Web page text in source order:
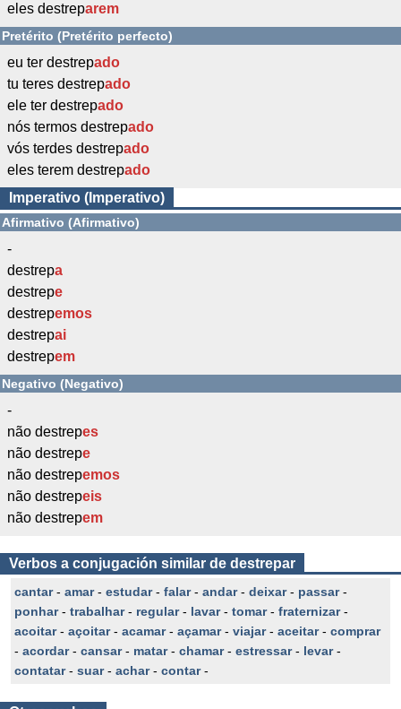
eles destreparem
Pretérito (Pretérito perfecto)
eu ter destrepado
tu teres destrepado
ele ter destrepado
nós termos destrepado
vós terdes destrepado
eles terem destrepado
Imperativo (Imperativo)
Afirmativo (Afirmativo)
-
destrepa
destrepe
destrepemos
destrepai
destrepem
Negativo (Negativo)
-
não destrepes
não destrepe
não destrepemos
não destrepeis
não destrepem
Verbos a conjugación similar de destrepar
cantar- amar- estudar- falar- andar- deixar- passar-
ponhar- trabalhar- regular- lavar- tomar- fraternizar-
acoitar- açoitar- acamar- açamar- viajar- aceitar- comprar
- acordar- cansar- matar- chamar- estressar- levar-
contatar- suar- achar- contar-